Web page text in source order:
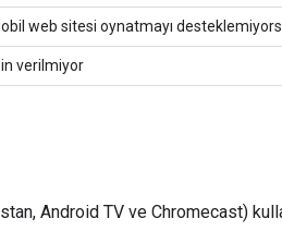
web sitesi oynatmayı
verilmiyor
Android TV ve Chromecast)